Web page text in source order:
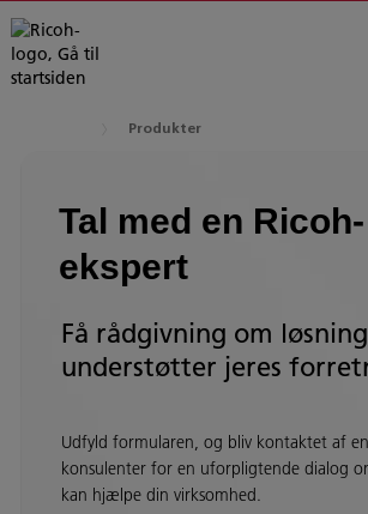
Produkter
Tal med en Ricoh-
ekspert
Få rådgivning om
understøtter jeres
Udfyld formularen, og bliv kontaktet af
konsulenter for en uforpligtende dialog
kan hjælpe din virksomhed.